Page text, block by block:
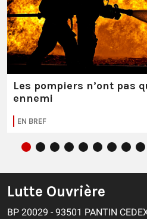
Les pompiers n’ont pas
ennemi
EN BREF
Lutte Ouvrière
BP 20029 - 93501 PANTIN